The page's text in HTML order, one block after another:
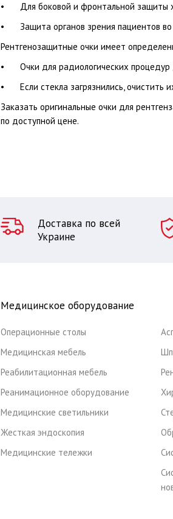
•
Для боковой и фронтальной защиты
•
Защита органов зрения пациентов
Рентгенозащитные очки имеет
•
Очки для радиологических
•
Если стекла загрязнились,
Заказать оригинальные очки для
по доступной цене.
Доставка по всей
Украине
Медицинское оборудование
Операционные столы
Медицинская мебель
Реабилитационная мебель
Реанимационное оборудование
Медицинские светильники
Жесткая эндоскопия
Медицинские тележки